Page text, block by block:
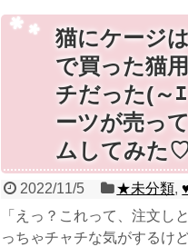
猫にケージ
で買った猫
チだった(～
ーツが売っ
ムしてみた
2022/11/5 ★未分類,
「えっ？これって、注文し
っちゃチャチな気がするけ